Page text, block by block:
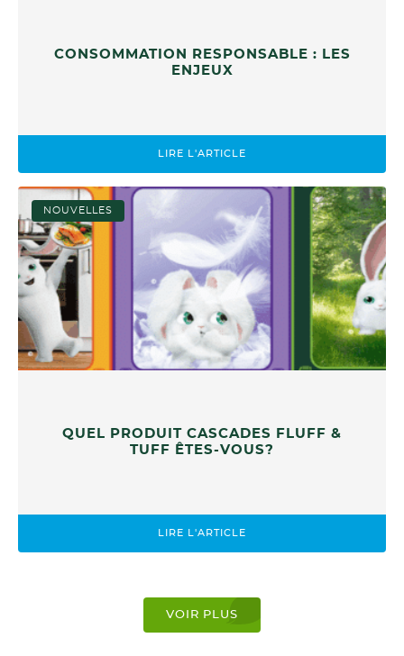
CONSOMMATION RESPONSABLE : LES
ENJEUX
LIRE L'ARTICLE
NOUVELLES
QUEL PRODUIT CASCADES FLUFF &
TUFF ÊTES-VOUS?
LIRE L'ARTICLE
VOIR PLUS